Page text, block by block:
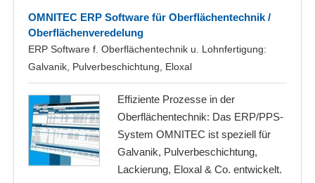
OMNITEC ERP Software für Oberflächentechnik /
Oberflächenveredelung
ERP Software f. Oberflächentechnik u. Lohnfertigung:
Galvanik, Pulverbeschichtung, Eloxal
Effiziente Prozesse in der
Oberflächentechnik: Das ERP/PPS-
System OMNITEC ist speziell für
Galvanik, Pulverbeschichtung,
Lackierung, Eloxal & Co. entwickelt.